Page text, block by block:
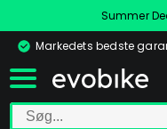
Summer
Markedets bedste